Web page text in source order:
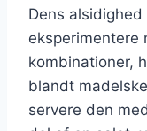
Dens
eksperimentere
kombinationer,
blandt
servere den